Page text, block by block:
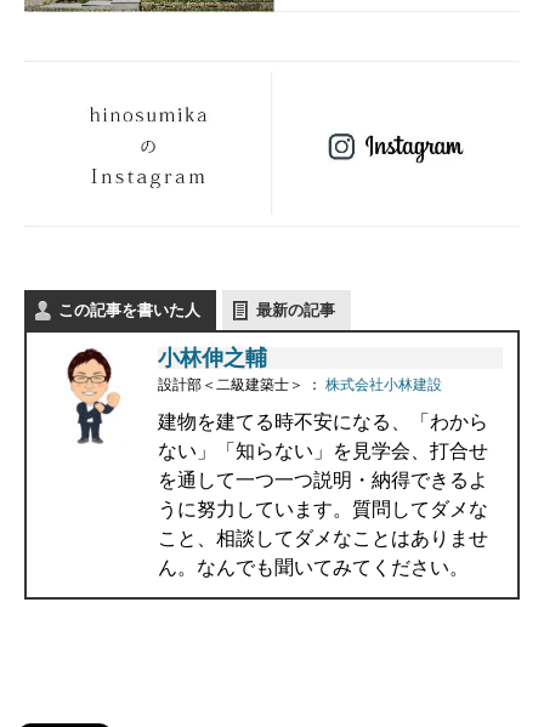
この記事を書いた人 最新の記事
小林伸之輔
設計部＜二級建築士＞ ： 株式会社小林建設
建物を建てる時不安になる、「わから
ない」「知らない」を見学会、打合せ
を通して一つ一つ説明・納得できるよ
うに努力しています。質問してダメな
こと、相談してダメなことはありませ
ん。なんでも聞いてみてください。